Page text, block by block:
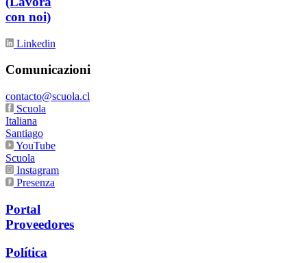
con noi)
Linkedin
Comunicazioni
contacto@scuola.cl
Scuola
Italiana
Santiago
YouTube
Scuola
Instagram
Presenza
Portal
Proveedores
Política